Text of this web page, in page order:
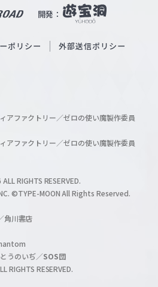
開発：
b
O
i
l
h
a
n
l
ポリシー 外部送信ポリシー
アファクトリー／ゼロの使い魔製作委員
アファクトリー／ゼロの使い魔製作委員
RIGHTS RESERVED.
©TYPE-MOON All Rights Reserved.
川書店
うのいぢ／SOS団
RIGHTS RESERVED.